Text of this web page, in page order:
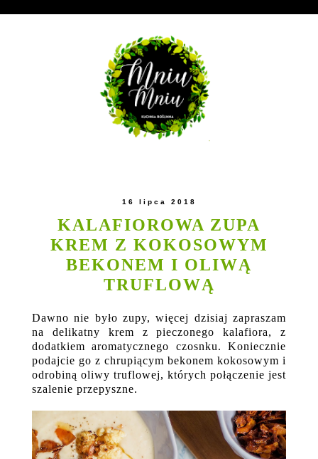
16 lipca 2018
KALAFIOROWA ZUPA
KREM Z KOKOSOWYM
BEKONEM I OLIWĄ
TRUFLOWĄ
Dawno nie było zupy, więcej dzisiaj zapraszam
na delikatny krem z pieczonego kalafiora, z
dodatkiem aromatycznego czosnku. Koniecznie
podajcie go z chrupiącym bekonem kokosowym i
odrobiną oliwy truflowej, których połączenie jest
szalenie przepyszne.